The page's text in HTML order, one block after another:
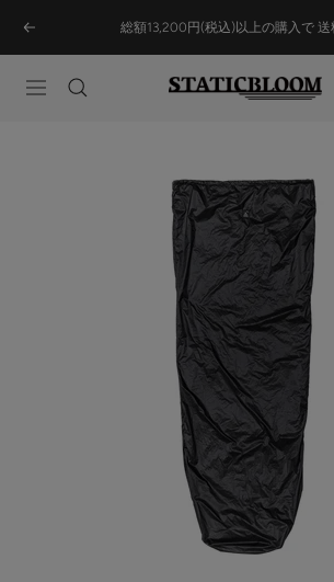
content
Previous 総額13,200円(税込)以上の購入で 送
Navigation
STATICBLOOM